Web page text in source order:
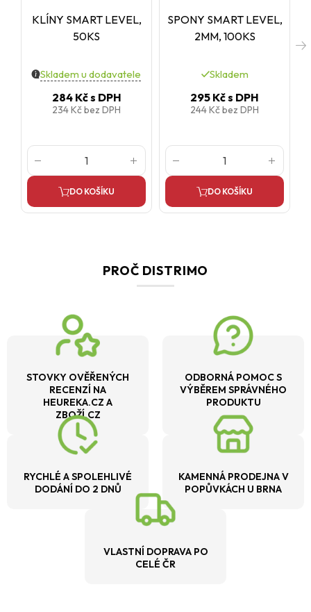
KLÍNY SMART LEVEL,
50KS
Skladem u dodavatele
284 Kčs DPH
234 Kčbez DPH
DO KOŠÍKU
SPONY SMART LEVEL,
2MM, 100KS
Skladem
295 Kčs DPH
244 Kčbez DPH
DO KOŠÍKU
PROČ DISTRIMO
STOVKY OVĚŘENÝCH
RECENZÍ NA
HEUREKA.CZ A
ZBOŽÍ.CZ
ODBORNÁ POMOC S
VÝBĚREM SPRÁVNÉHO
PRODUKTU
RYCHLÉ A SPOLEHLIVÉ
DODÁNÍ DO 2 DNŮ
KAMENNÁ PRODEJNA V
POPŮVKÁCH U BRNA
VLASTNÍ DOPRAVA PO
CELÉ ČR